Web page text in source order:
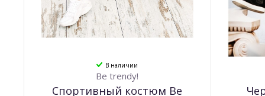
В наличии
Be trendy!
Спортивный костюм Be